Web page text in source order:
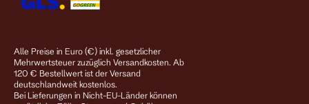
Alle Preise in Euro (€) inkl. gesetzlicher
Mehrwertsteuer zuzüglich Versandkosten. Ab
120 € Bestellwert ist der Versand
deutschlandweit kostenlos.
Bei Lieferungen in Nicht-EU-Länder können